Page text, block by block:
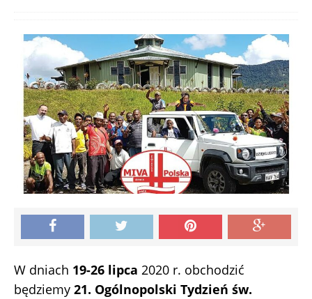
W dniach 19-26 lipca 2020 r. obchodzić
będziemy 21. Ogólnopolski Tydzień św.